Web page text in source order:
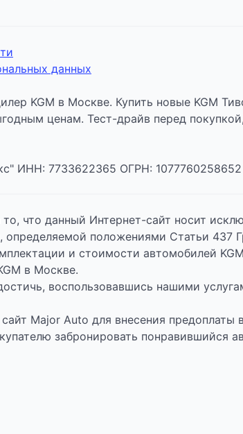
данных
KGM в Москве. Купить новые KGM
ценам. Тест-драйв перед
ИНН: 7733622365 ОГРН: 1077760258652
что данный Интернет-сайт носит
определяемой положениями Статьи 437
и стоимости автомобилей
в Москве.
воспользовавшись нашими
Major Auto для внесения
забронировать понравившийся